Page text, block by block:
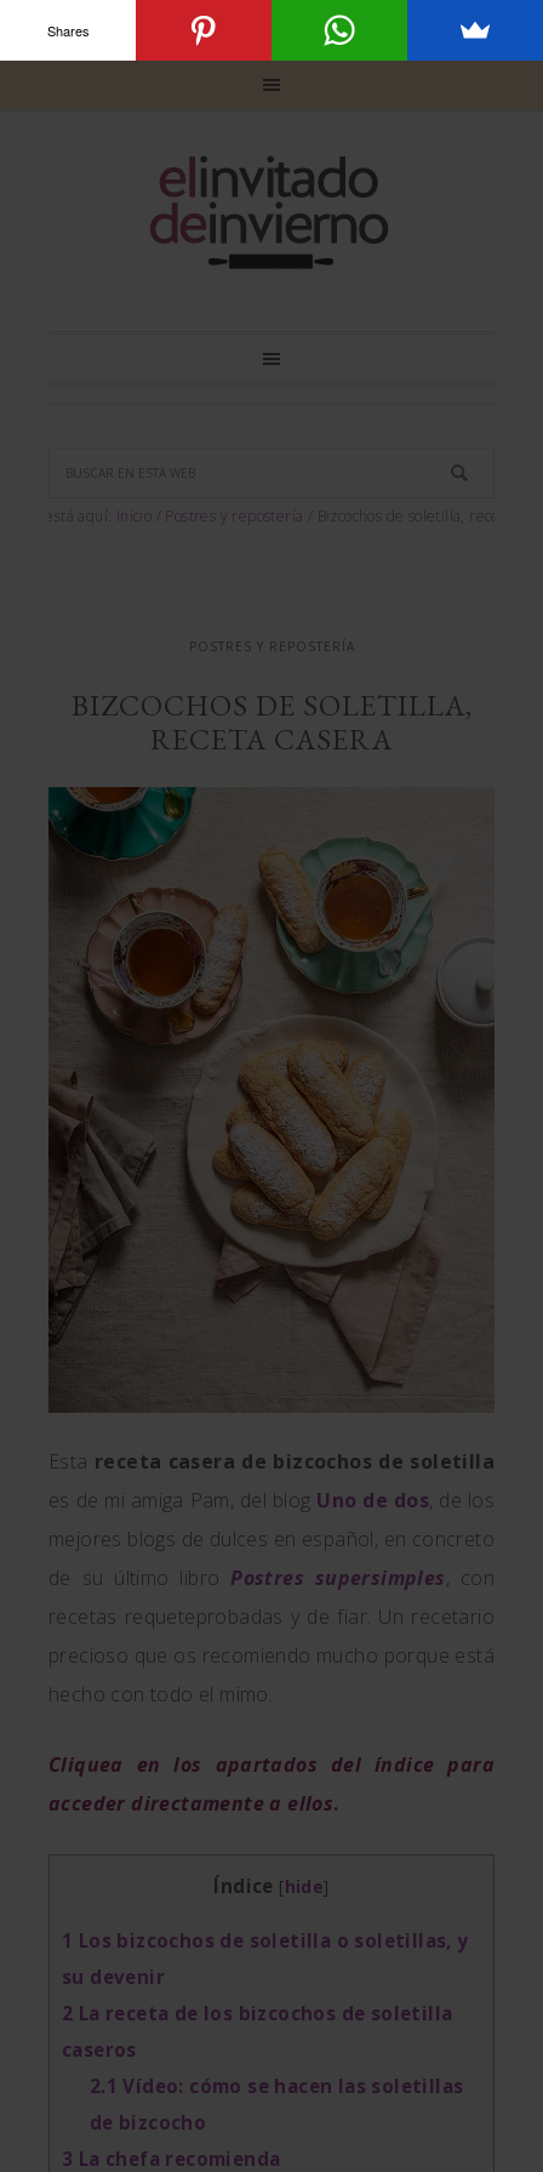
Usted está aquí: Inicio Postres y repostería
Bizcochos de soletilla, receta
POSTRES Y REPOSTERÍA
BIZCOCHOS DE SOLETILLA,
RECETA CASERA
Esta receta casera de bizcochos de soletilla
es de mi amiga Pam, del blog Uno de dos, de los
mejores blogs de dulces en español, en concreto
de su último libro Postres supersimples, con
recetas requeteprobadas y de fiar. Un recetario
precioso que os recomiendo mucho porque está
hecho con todo el mimo.
Cliquea en los apartados del índice para
acceder directamente a ellos.
Índice [hide]
1 Los bizcochos de soletilla o soletillas, y
su devenir
2 La receta de los bizcochos de soletilla
caseros
2.1 Vídeo: cómo se hacen las soletillas
de bizcocho
3 La chefa recomienda
Shares